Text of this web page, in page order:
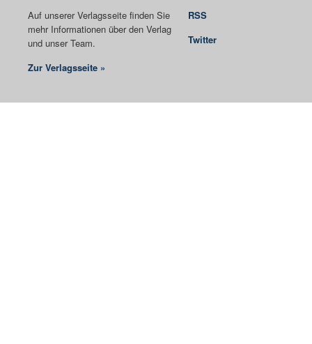
Auf unserer Verlagsseite finden Sie
mehr Informationen über den Verlag
und unser Team.
Zur Verlagsseite »
RSS
Twitter